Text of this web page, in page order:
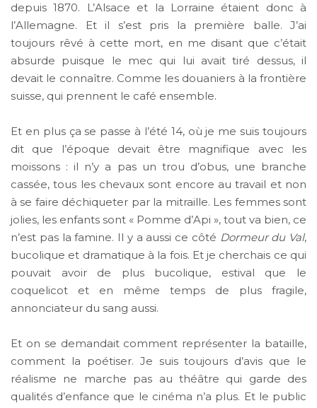
depuis 1870. L’Alsace et la Lorraine étaient donc à
l’Allemagne. Et il s’est pris la première balle. J’ai
toujours rêvé à cette mort, en me disant que c’était
absurde puisque le mec qui lui avait tiré dessus, il
devait le connaître. Comme les douaniers à la frontière
suisse, qui prennent le café ensemble.
Et en plus ça se passe à l’été 14, où je me suis toujours
dit que l’époque devait être magnifique avec les
moissons : il n’y a pas un trou d’obus, une branche
cassée, tous les chevaux sont encore au travail et non
à se faire déchiqueter par la mitraille. Les femmes sont
jolies, les enfants sont « Pomme d’Api », tout va bien, ce
n’est pas la famine. Il y a aussi ce côté Dormeur du Val,
bucolique et dramatique à la fois. Et je cherchais ce qui
pouvait avoir de plus bucolique, estival que le
coquelicot et en même temps de plus fragile,
annonciateur du sang aussi.
Et on se demandait comment représenter la bataille,
comment la poétiser. Je suis toujours d’avis que le
réalisme ne marche pas au théâtre qui garde des
qualités d’enfance que le cinéma n’a plus. Et le public